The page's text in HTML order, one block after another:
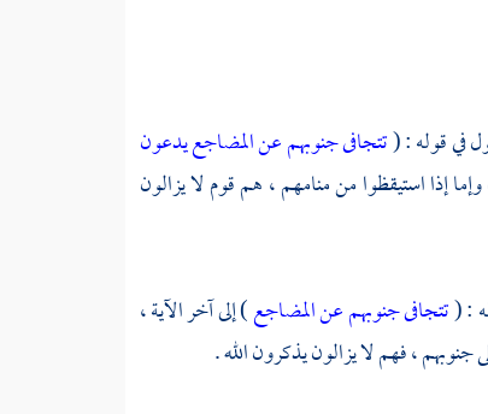
في قوله : (تتجافى جنوبهم عن المضاجع يدعون
إذا استيقظوا من منامهم ، هم قوم لا يزالون
: (تتجافى جنوبهم عن المضاجع) إلى آخر الآية ،
جنوبهم ، فهم لا يزالون يذكرون الله .